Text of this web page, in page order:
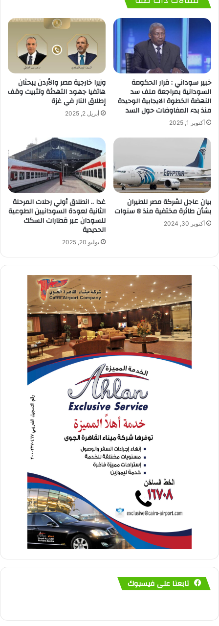
خبير سوداني : قرار الحكومة
السودانية بمراجعة ملف سد
النهضة الخطوة الايجابية الوحيدة
منذ بدء المفاوضات حول السد
أكتوبر 1, 2025
وزيرا خارجية مصر والأردن يبحثان
هاتفيا جهود التهدئة وتثبيت وقف
إطلاق النار في غزة
أبريل 2, 2025
بيان عاجل لشركة مصر للطيران
بشأن طائرة مختفية منذ 8 سنوات
أكتوبر 30, 2024
غدا .. انطلاق أولي رحلات المرحلة
الثانية لعودة السودانيين الطوعية
للسودان عبر قطارات السكك
الحديدية
يوليو 20, 2025
تابعنا على فيسبوك